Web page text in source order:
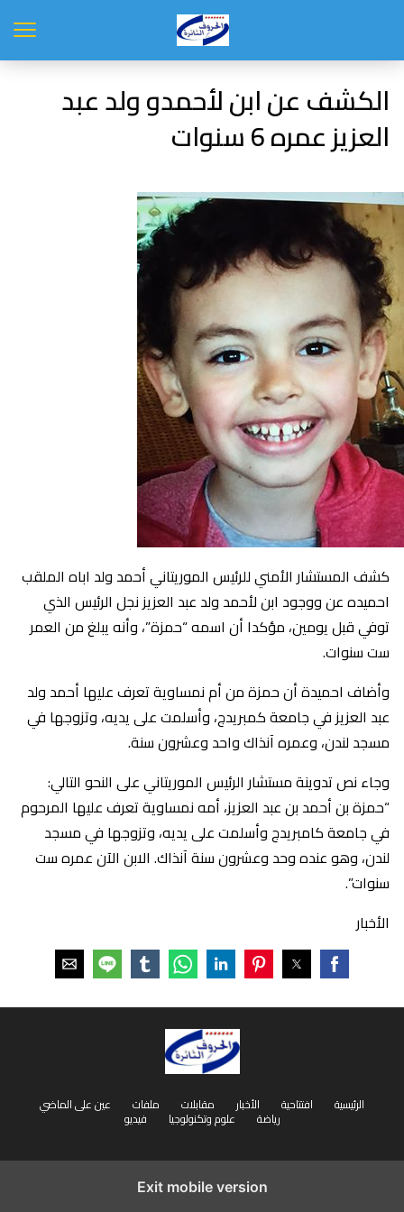
الكشف عن ابن لأحمدو ولد عبد
العزيز عمره 6 سنوات
كشف المستشار الأمني للرئيس الموريتاني أحمد ولد اباه الملقب
احميده عن ووجود ابن لأحمد ولد عبد العزيز نجل الرئيس الذي
توفي قبل يومين، مؤكدا أن اسمه “حمزة”، وأنه يبلغ من العمر
ست سنوات.
وأضاف احميدة أن حمزة من أم نمساوية تعرف عليها أحمد ولد
عبد العزيز في جامعة كمبريدج، وأسلمت على يديه، وتزوجها في
مسجد لندن، وعمره آنذاك واحد وعشرون سنة.
وجاء نص تدوينة مستشار الرئيس الموريتاني على النحو التالي:
“حمزة بن أحمد بن عبد العزيز، أمه نمساوية تعرف عليها المرحوم
في جامعة كامبريدج وأسلمت على يديه، وتزوجها في مسجد
لندن، وهو عنده وحد وعشرون سنة آنذاك. الابن الآن عمره ست
سنوات”.
الأخبار
الرئيسية افتتاحية الأخبار مقابلات ملفات عين على الماضي
رياضة علوم وتكنولوجيا فيديو
Exit mobile version